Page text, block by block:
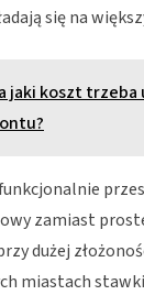
się na
jaki koszt trzeba
zamiast
dużej
miastach